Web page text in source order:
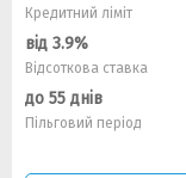
Кредитний ліміт
від 3.9%
Відсоткова ставка
до 55 днів
Пільговий період